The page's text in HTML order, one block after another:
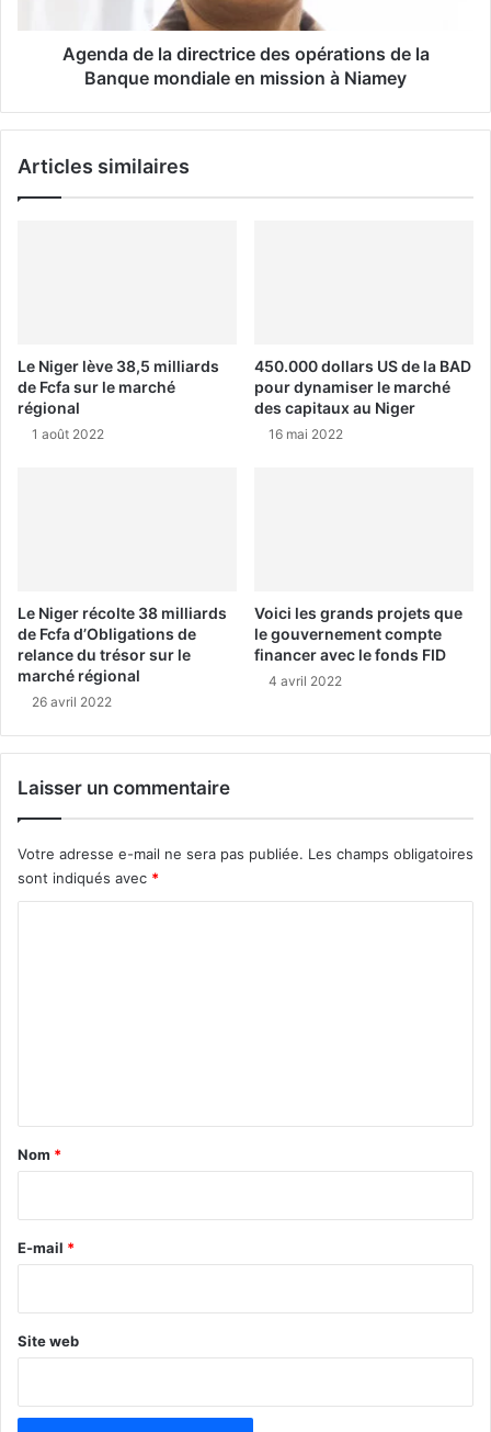
Agenda de la directrice des opérations de la
Banque mondiale en mission à Niamey
Articles similaires
Le Niger lève 38,5 milliards
de Fcfa sur le marché
régional
1 août 2022
450.000 dollars US de la BAD
pour dynamiser le marché
des capitaux au Niger
16 mai 2022
Le Niger récolte 38 milliards
de Fcfa d’Obligations de
relance du trésor sur le
marché régional
26 avril 2022
Voici les grands projets que
le gouvernement compte
financer avec le fonds FID
4 avril 2022
Laisser un commentaire
Votre adresse e-mail ne sera pas publiée. Les champs obligatoires
sont indiqués avec *
a
e
Nom *
E-mail *
Site web